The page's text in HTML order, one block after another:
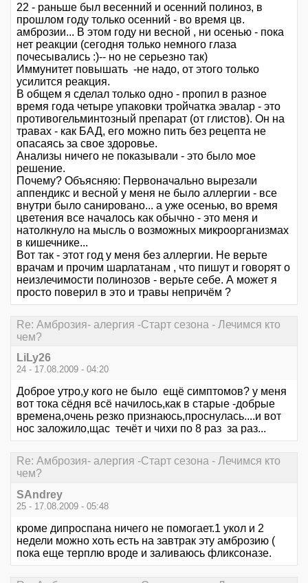
22 - раньше был весенний и осенний полиноз, в
прошлом году только осенний - во время цв.
амброзии... В этом году ни весной , ни осенью - пока
нет реакции (сегодня только немного глаза
почесывались :)-- но не серьезно так)
Иммунитет повышать -не надо, от этого только
усилится реакция.
В общем я сделал только одно - пропил в разное
время года четыре упаковки тройчатка эвалар - это
противогельминтозный препарат (от глистов). Он на
травах - как БАД, его можно пить без рецепта не
опасаясь за свое здоровье.
Анализы ничего не показывали - это было мое
решение.
Почему? Объясняю: Первоначально вырезали
аппендикс и весной у меня не было аллергии - все
внутри было санировано... а уже осенью, во время
цветения все началось как обычно - это меня и
натолкнуло на мысль о возможных микроорганизмах
в кишечнике...
Вот так - этот год у меня без аллергии. Не верьте
врачам и прочим шарлатанам , что пишут и говорят о
неизлечимости полинозов - верьте себе. А может я
просто поверил в это и травы непричём ?
Re: Амброзия- алергия -Старт сезона - Лечимся кто
чем?
LiLy26
24 - 17.08.2009 - 04:20
Доброе утро,у кого не было ещё симптомов? у меня
вот тока сёдня всё начилось,как в старые -добрые
времена,очень резко признаюсь,проснулась....и вот
нос заложило,щас течёт и чихи по 8 раз за раз...
Re: Амброзия- алергия -Старт сезона - Лечимся кто
чем?
SAndrey
25 - 17.08.2009 - 05:48
кроме дипроспана ничего не помогает.1 укол и 2
недели можно хоть есть на завтрак эту амброзию (
пока еще терплю вроде и заливаюсь фликсоназе.